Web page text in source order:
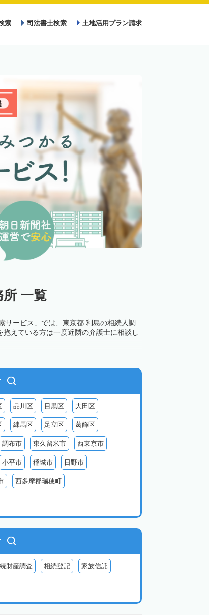
索 司法書士検索 土地活用プラン請求
一覧
サービス」では、東京都 利島の相続人調
えている方は一度近隣の弁護士に相談し
品川区 目黒区 大田区
練馬区 足立区 葛飾区
調布市 東久留米市 西東京市
小平市 稲城市 日野市
西多摩郡瑞穂町
財産調査 相続登記 家族信託